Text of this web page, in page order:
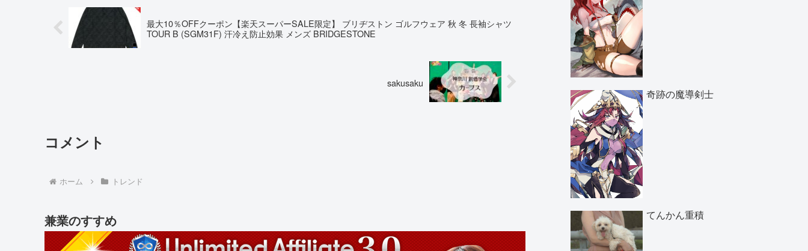
最大10％OFFクーポン【楽天スーパーSALE限定】 ブリヂストン ゴルフウェア 秋 冬 長袖シャツ
TOUR B (SGM31F) 汗冷え防止効果 メンズ BRIDGESTONE
sakusaku
コメント
ホーム トレンド
兼業のすすめ
奇跡の魔導剣士
てんかん重積